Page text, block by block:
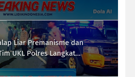
Liar Premanisme dan
UKL Polres Langkat
Malam